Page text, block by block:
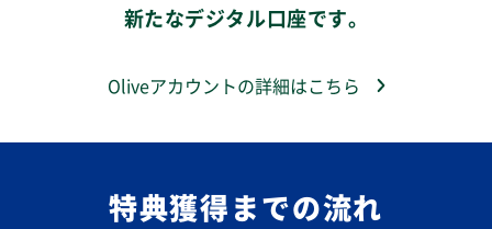
新たなデジタル口座です。
Oliveアカウントの詳細はこちら
特典獲得までの流れ